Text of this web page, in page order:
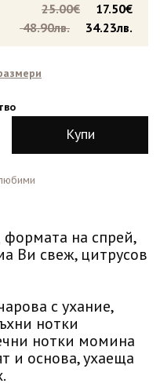
17.50€
25.00€
34.23лв.
48.90лв.
Купи
на спрей,
Ви свеж, цитрусов
с ухание,
нотки
нотки момина
и основа, ухаеща